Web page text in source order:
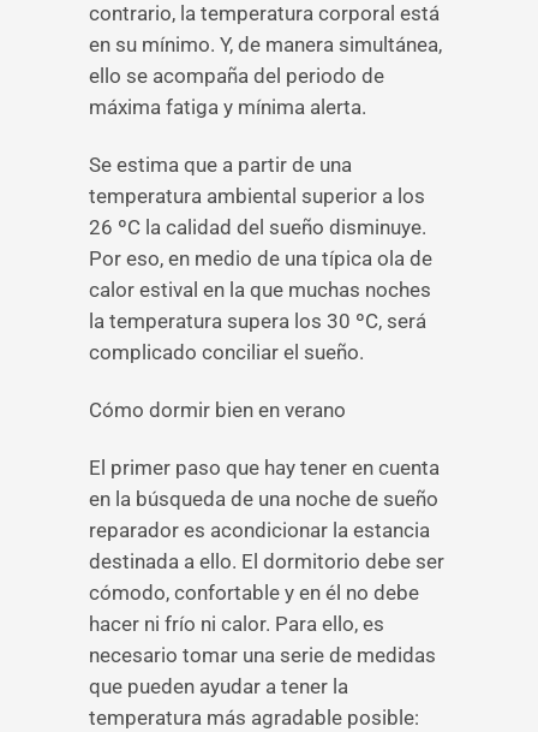
contrario, la temperatura corporal está
en su mínimo. Y, de manera simultánea,
ello se acompaña del periodo de
máxima fatiga y mínima alerta.
Se estima que a partir de una
temperatura ambiental superior a los
26 ºC la calidad del sueño disminuye.
Por eso, en medio de una típica ola de
calor estival en la que muchas noches
la temperatura supera los 30 ºC, será
complicado conciliar el sueño.
Cómo dormir bien en verano
El primer paso que hay tener en cuenta
en la búsqueda de una noche de sueño
reparador es acondicionar la estancia
destinada a ello. El dormitorio debe ser
cómodo, confortable y en él no debe
hacer ni frío ni calor. Para ello, es
necesario tomar una serie de medidas
que pueden ayudar a tener la
temperatura más agradable posible: